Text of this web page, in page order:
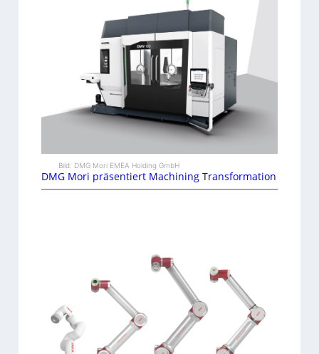
Bild: DMG Mori EMEA Holding GmbH
DMG Mori präsentiert Machining Transformation